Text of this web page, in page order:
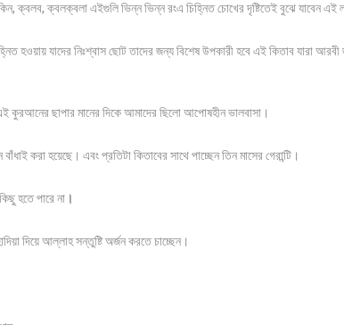
ক্বলব, ক্বলক্বলা এইগুলি ভিন্ন ভিন্ন রংএ চিহ্নিত চোখের দৃষ্টিতেই বুঝে যাবেন এই
হওয়ায় যাদের নিঃশ্বাস ছোট তাদের জন্য বিশেষ উপকারী হবে এই কিতাব যারা
ছাপার মানের দিকে আমাদের ছিলো আপোষহীন ভালবাসা।
করা হয়েছে। এবং প্রতিটা কিতাবের সাথে পাচ্ছেন তিন মাসের গেরান্টি।
হতে পারে না ।
দিয়ে আল্লাহ সন্তুষ্টি অর্জন করতে চাচ্ছেন।